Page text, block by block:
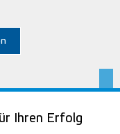
Ihren Erfolg